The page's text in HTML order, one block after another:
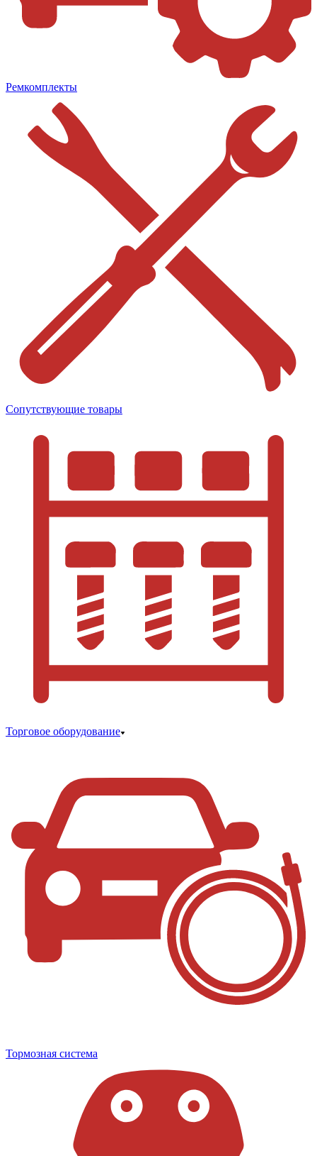
Ремкомплекты
Сопутствующие товары
Торговое оборудование
Тормозная система